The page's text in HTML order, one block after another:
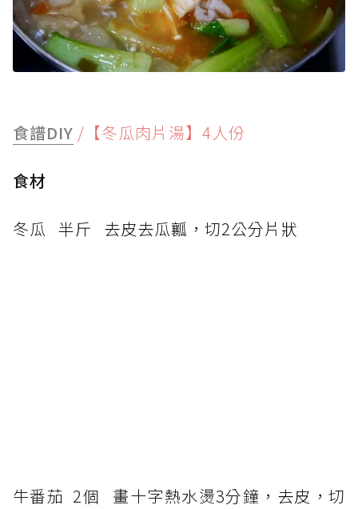
食譜DIY /【冬瓜肉片湯】4人份
食材
冬瓜 半斤 去皮去瓜瓤，切2公分片狀
牛番茄 2個 畫十字熱水燙3分鐘，去皮，切